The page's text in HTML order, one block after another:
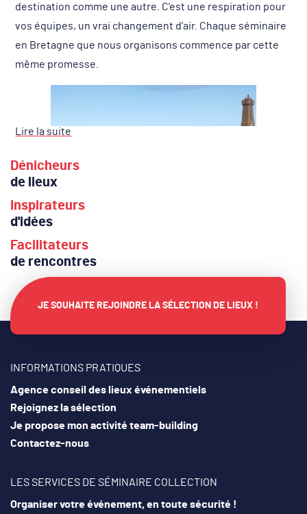
destination comme une autre. C’est une respiration pour
vos équipes, un vrai changement d’air. Chaque séminaire
en Bretagne que nous organisons commence par cette
même promesse.
Nous ne listons pas des salles bretonnes parmi cent
autres adresses génériques. Nous dénichons deux ou
bon séminaire en Bretagne, et nous ne transigeons pas
négocier.
Pourquoi choisir la Bretagne pour votre
Accessibilité
Lire la suite
Dénicheurs
de lieux
Inspirateurs
d'idées
Facilitateurs
de rencontres
JE SOUHAITE REJOINDRE LA SÉLECTION DE LIEUX !
INFORMATIONS PRATIQUES
Agence conseil des lieux événementiels
Rejoignez la sélection
Je propose mon activité team-building
Contactez-nous
LES SERVICES DE SÉMINAIRE COLLECTION
Organiser votre événement, en toute sécurité !